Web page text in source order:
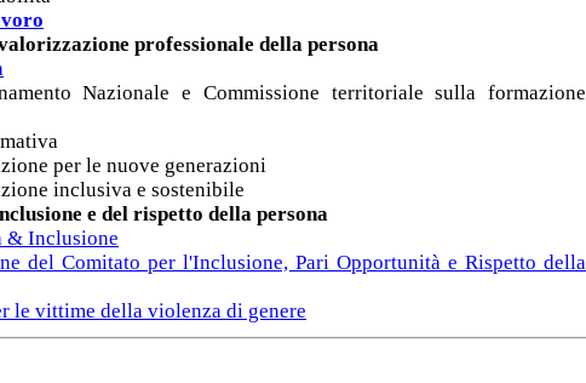
professionale della persona
Nazionale e Commissione territoriale sulla formazione
per le nuove generazioni
inclusiva e sostenibile
e del rispetto della persona
& Inclusione
del Comitato per l'Inclusione, Pari Opportunità e Rispetto della
le vittime della violenza di genere